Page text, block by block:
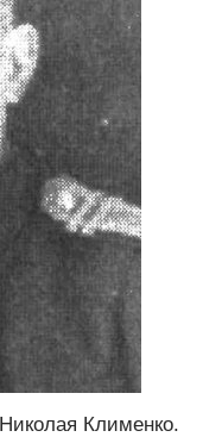
Клименко.